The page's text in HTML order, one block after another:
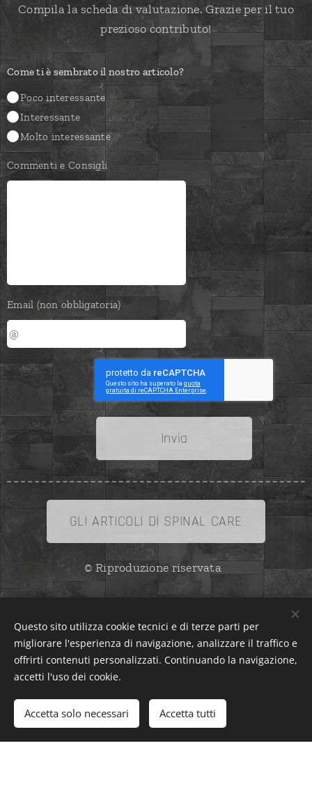
Compila la scheda di valutazione. Grazie per il tuo
prezioso contributo!
Come ti è sembrato il nostro articolo?
Poco interessante
Interessante
Molto interessante
Commenti e Consigli
Email (non obbligatoria)
Invia
GLI ARTICOLI DI SPINAL CARE
© Riproduzione riservata
Dr. Lorenzo Grosset, DC, DO, PhD, BSc, M.FELCON
Iscr. n.2 del 24/01/2020 FNO TSRM-PSTRP (VA)
Questo sito utilizza cookie tecnici e di terze parti per
migliorare l'esperienza di navigazione, analizzare il traffico e
offrirti contenuti personalizzati. Continuando la navigazione,
accetti l'uso dei cookie.
Accetta solo necessari Accetta tutti